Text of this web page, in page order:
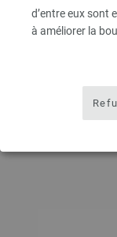
d’entre eux sont
à améliorer la